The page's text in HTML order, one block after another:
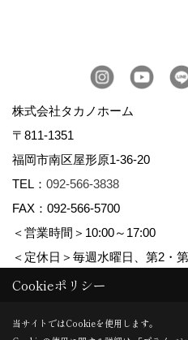
株式会社タカノホーム
〒811-1351
福岡市南区屋形原1-36-20
TEL： 092-566-3838
FAX：092-566-5700
＜営業時間＞10:00～17:00
＜定休日＞毎週水曜日、第2・
ゴールデンウィーク、夏季休暇
Cookieポリシー
当サイトではCookieを使用します。